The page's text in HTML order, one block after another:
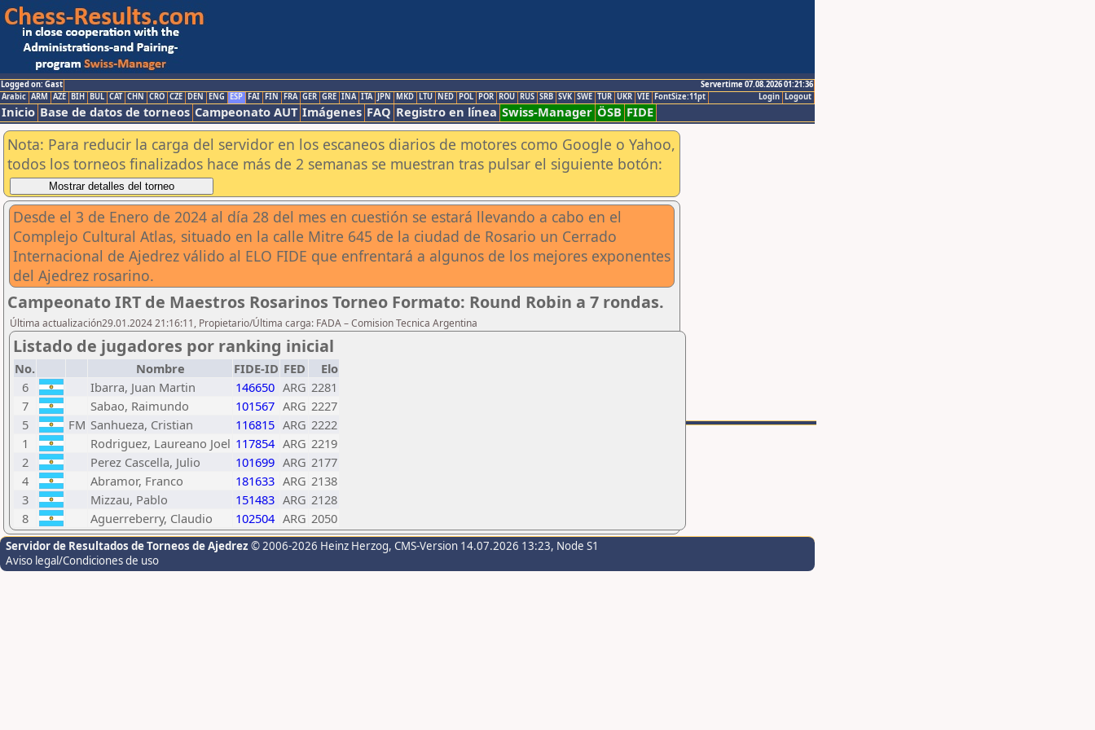
Logged on: Gast
Servertime 07.08.2026 01:21:36
Logout
Login
Arabic ARM AZE BIH BUL CAT CHN CRO CZE DEN ENG ESP FAI FIN FRA GER GRE INA ITA JPN MKD LTU NED POL POR ROU RUS SRB SVK SWE TUR UKR VIE FontSize:11pt
Inicio Base de datos de torneos Campeonato AUT Imágenes FAQ Registro en línea Swiss-Manager ÖSB FIDE
Nota: Para reducir la carga del servidor en los escaneos diarios de motores como Google o Yahoo,
todos los torneos finalizados hace más de 2 semanas se muestran tras pulsar el siguiente botón:
Desde el 3 de Enero de 2024 al día 28 del mes en cuestión se estará llevando a cabo en el
Complejo Cultural Atlas, situado en la calle Mitre 645 de la ciudad de Rosario un Cerrado
Internacional de Ajedrez válido al ELO FIDE que enfrentará a algunos de los mejores exponentes
del Ajedrez rosarino.
Campeonato IRT de Maestros Rosarinos Torneo Formato: Round Robin a 7 rondas.
Última actualización29.01.2024 21:16:11, Propietario/Última carga: FADA – Comision Tecnica Argentina
Listado de jugadores por ranking inicial
No. Nombre FIDE-ID FED
Elo
6
Ibarra, Juan Martin 146650 ARG 2281
7
Sabao, Raimundo 101567 ARG 2227
5
FM Sanhueza, Cristian 116815 ARG 2222
1
Rodriguez, Laureano Joel 117854 ARG 2219
2
Perez Cascella, Julio 101699 ARG 2177
4
Abramor, Franco 181633 ARG 2138
3
Mizzau, Pablo 151483 ARG 2128
8
Aguerreberry, Claudio 102504 ARG 2050
Servidor de Resultados de Torneos de Ajedrez © 2006-2026 Heinz Herzog, CMS-Version 14.07.2026 13:23, Node S1
Aviso legal/Condiciones de uso